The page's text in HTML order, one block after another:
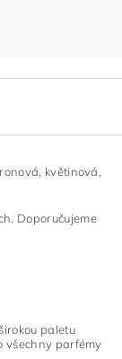
květinová,
Doporučujeme
paletu
všechny parfémy